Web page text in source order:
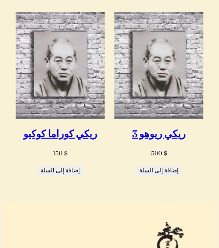
ريكي ريوهو 3
500 $
إضافة إلى السلة
ريكي كوراما كوكيو
150 $
إضافة إلى السلة